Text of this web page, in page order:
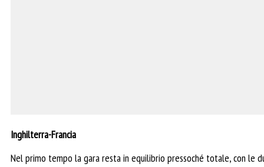
Inghilterra-Francia
Nel primo tempo la gara resta in equilibrio pressoché totale, con le